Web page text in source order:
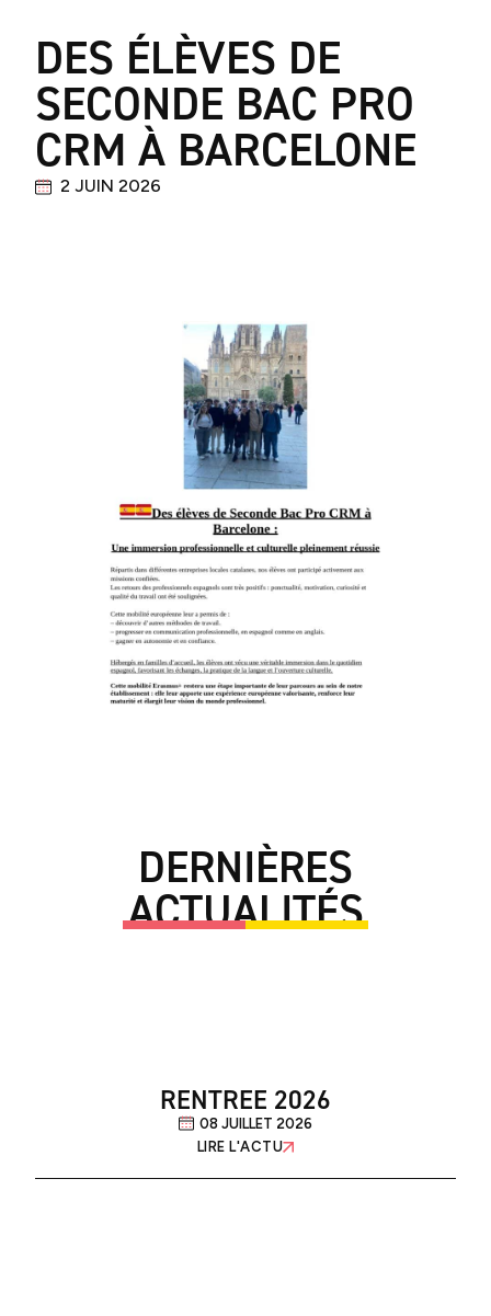
DES ÉLÈVES DE
SECONDE BAC PRO
CRM À BARCELONE
2 JUIN 2026
DERNIÈRES
ACTUALITÉS
RENTREE 2026
08 JUILLET 2026
LIRE L'ACTU